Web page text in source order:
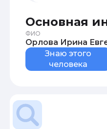
Основная
ФИО
Орлова Ирина
Знаю этого
человека